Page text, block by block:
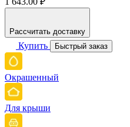
Рассчитать доставку
Купить Быстрый заказ
Окрашенный
Для крыши